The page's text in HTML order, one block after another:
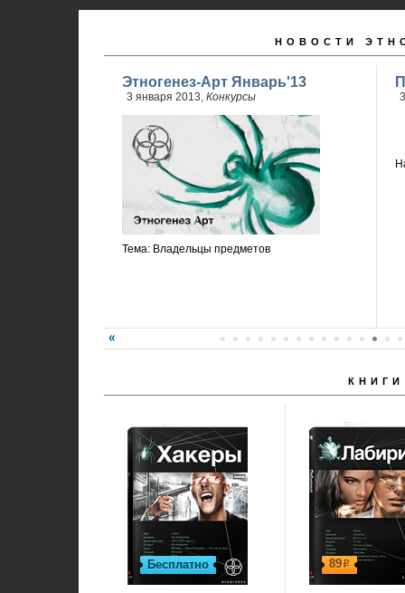
НОВОСТИ
Этногенез-Арт Январь'13
3 января 2013, Конкурсы
Тема: Владельцы предметов
КНИГИ
Бесплатно 89р